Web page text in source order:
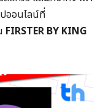
ออนไลน์ที่
FIRSTER BY KING